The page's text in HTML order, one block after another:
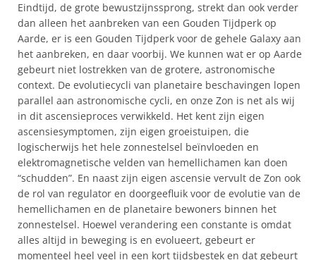
Eindtijd, de grote bewustzijnssprong, strekt dan ook verder
dan alleen het aanbreken van een Gouden Tijdperk op
Aarde, er is een Gouden Tijdperk voor de gehele Galaxy aan
het aanbreken, en daar voorbij. We kunnen wat er op Aarde
gebeurt niet lostrekken van de grotere, astronomische
context. De evolutiecycli van planetaire beschavingen lopen
parallel aan astronomische cycli, en onze Zon is net als wij
in dit ascensieproces verwikkeld. Het kent zijn eigen
ascensiesymptomen, zijn eigen groeistuipen, die
logischerwijs het hele zonnestelsel beïnvloeden en
elektromagnetische velden van hemellichamen kan doen
“schudden”. En naast zijn eigen ascensie vervult de Zon ook
de rol van regulator en doorgeefluik voor de evolutie van de
hemellichamen en de planetaire bewoners binnen het
zonnestelsel. Hoewel verandering een constante is omdat
alles altijd in beweging is en evolueert, gebeurt er
momenteel heel veel in een kort tijdsbestek en dat gebeurt